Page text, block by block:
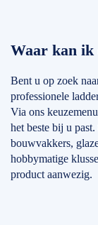
Waar kan ik
Bent u op zoek
professionele
Via ons
het beste bij u
bouwvakkers,
hobbymatige
product aanwezig.